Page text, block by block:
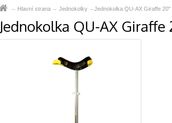
Hlavní strana Jednokolky Jednokolka QU-AX Giraffe 20"
Jednokolka QU-AX Giraffe